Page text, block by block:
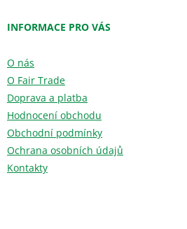
INFORMACE PRO VÁS
O nás
O Fair Trade
Doprava a platba
Hodnocení obchodu
Obchodní podmínky
Ochrana osobních údajů
Kontakty